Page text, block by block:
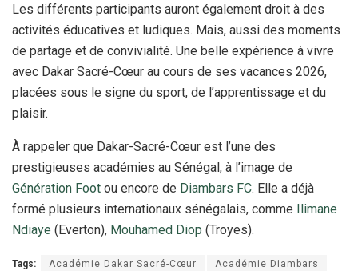
Les différents participants auront également droit à des
activités éducatives et ludiques. Mais, aussi des moments
de partage et de convivialité. Une belle expérience à vivre
avec Dakar Sacré-Cœur au cours de ses vacances 2026,
placées sous le signe du sport, de l’apprentissage et du
plaisir.
À rappeler que Dakar-Sacré-Cœur est l’une des
prestigieuses académies au Sénégal, à l’image de
Génération Foot ou encore de Diambars FC. Elle a déjà
formé plusieurs internationaux sénégalais, comme
Ilimane
Ndiaye (Everton), Mouhamed Diop (Troyes).
Tags: Académie Dakar Sacré-Cœur Académie Diambars